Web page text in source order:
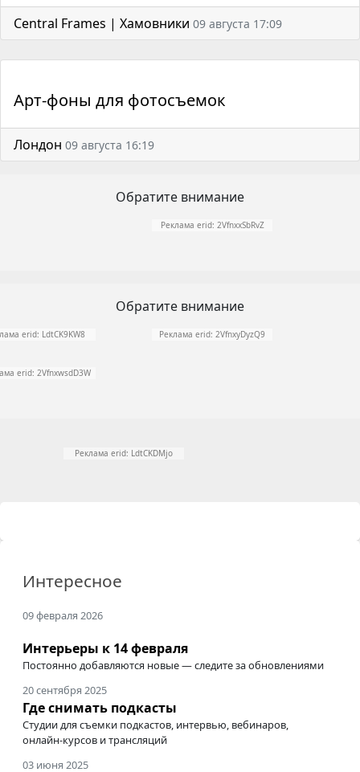
Central Frames | Хамовники 09 августа 17:09
Арт-фоны для фотосъемок
Лондон 09 августа 16:19
Обратите внимание
Реклама erid: 2VfnxxSbRvZ
Обратите внимание
erid: LdtCK9KW8 Реклама erid: 2VfnxyDyzQ9
erid: 2VfnxwsdD3W
Реклама erid: LdtCKDMjo
Интересное
09 февраля 2026
Интерьеры к 14 февраля
Постоянно добавляются новые — следите за обновлениями
20 сентября 2025
Где снимать подкасты
Студии для съемки подкастов, интервью, вебинаров,
онлайн-курсов и трансляций
03 июня 2025